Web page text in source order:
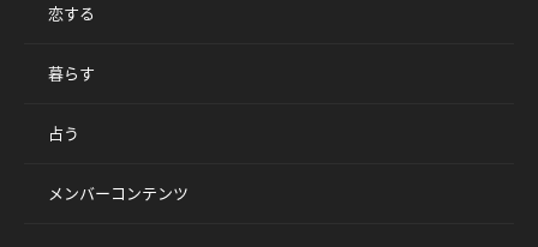
恋する
暮らす
占う
メンバーコンテンツ